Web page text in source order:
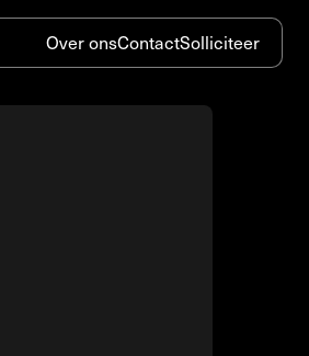
Over onsContactSolliciteer